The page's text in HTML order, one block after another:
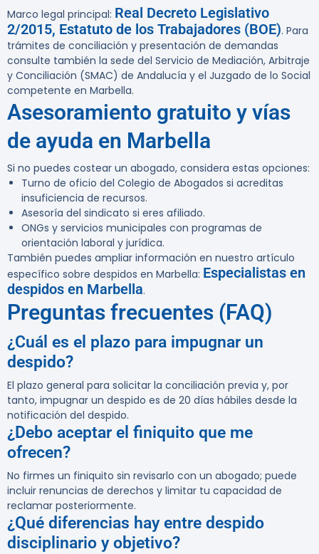
Marco legal principal: Real Decreto Legislativo
2/2015, Estatuto de los Trabajadores (BOE). Para
trámites de conciliación y presentación de demandas
consulte también la sede del Servicio de Mediación, Arbitraje
y Conciliación (SMAC) de Andalucía y el Juzgado de lo Social
competente en Marbella.
Asesoramiento gratuito y vías
de ayuda en Marbella
Si no puedes costear un abogado, considera estas opciones:
Turno de oficio del Colegio de Abogados si acreditas
insuficiencia de recursos.
Asesoría del sindicato si eres afiliado.
ONGs y servicios municipales con programas de
orientación laboral y jurídica.
También puedes ampliar información en nuestro artículo
específico sobre despidos en Marbella: Especialistas en
despidos en Marbella.
Preguntas frecuentes (FAQ)
¿Cuál es el plazo para impugnar un
despido?
El plazo general para solicitar la conciliación previa y, por
tanto, impugnar un despido es de 20 días hábiles desde la
notificación del despido.
¿Debo aceptar el finiquito que me
ofrecen?
No firmes un finiquito sin revisarlo con un abogado; puede
incluir renuncias de derechos y limitar tu capacidad de
reclamar posteriormente.
¿Qué diferencias hay entre despido
disciplinario y objetivo?